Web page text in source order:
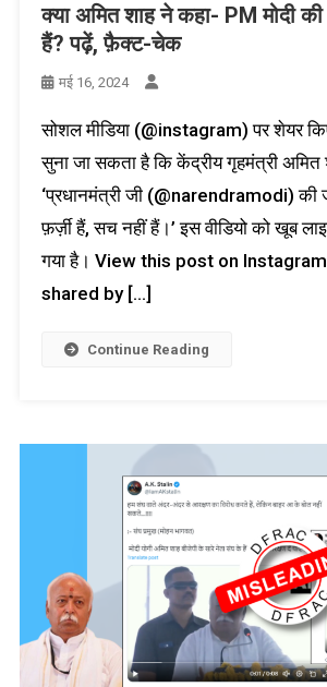
क्या अमित शाह ने कहा- PM मोदी की
हैं? पढ़ें, फ़ैक्ट-चेक
मई 16, 2024
सोशल मीडिया (@instagram) पर शेयर
सुना जा सकता है कि केंद्रीय गृहमंत्री अमित
‘प्रधानमंत्री जी (@narendramodi) की
फ़र्ज़ी हैं, सच नहीं हैं।’ इस वीडियो को खूब
गया है। View this post on
shared by […]
Continue Reading